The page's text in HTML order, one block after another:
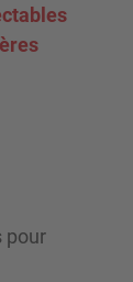
pour